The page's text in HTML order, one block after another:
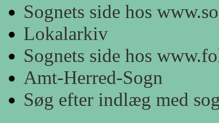
Sognets side hos
Lokalarkiv
Sognets side hos
Amt-Herred-Sogn
Søg efter indlæg med